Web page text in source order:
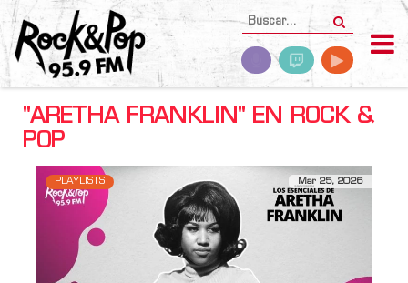
"ARETHA FRANKLIN" EN ROCK &
POP
PLAYLISTS Mar 25, 2026